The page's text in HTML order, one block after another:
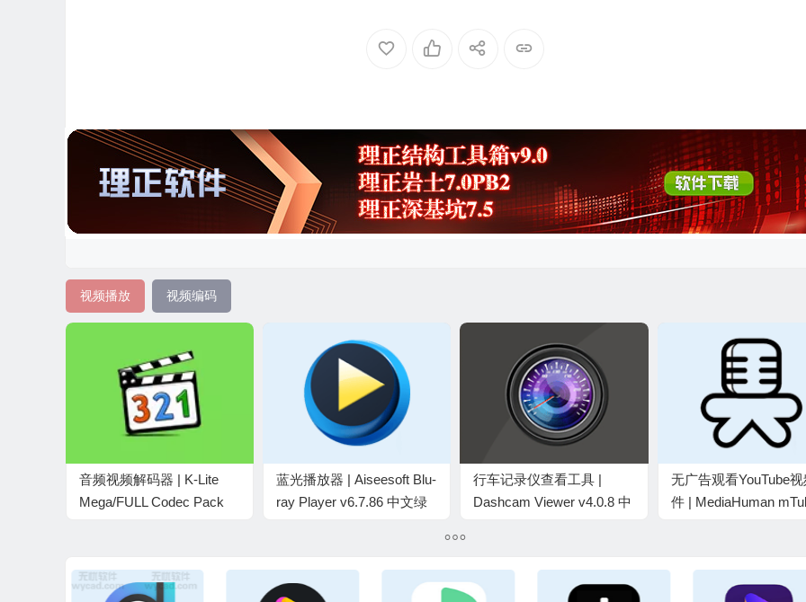
视频播放 视频编码
音频视频解码器 | K-Lite
Mega/FULL Codec Pack
蓝光播放器 | Aiseesoft Blu-
ray Player v6.7.86 中文绿
行车记录仪查看工具 |
Dashcam Viewer v4.0.8 中
无广告观看YouTube
件 | MediaHuman